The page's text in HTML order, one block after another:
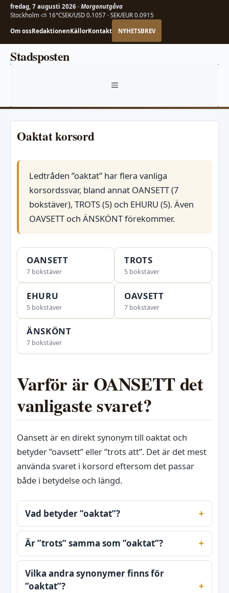
fredag, 7 augusti 2026 · Morgonutgåva
Stockholm ⛅ 16°CSEK/USD 0.1057 · SEK/EUR 0.0915
Om ossRedaktionenKällorKontakt NYHETSBREV
HoppaStadsposten
MENY
Oaktat korsord
Ledtråden ”oaktat” har flera vanliga
korsordssvar, bland annat OANSETT (7
bokstäver), TROTS (5) och EHURU (5). Även
OAVSETT och ÄNSKÖNT förekommer.
OANSETT
7 bokstäver
TROTS
5 bokstäver
EHURU
5 bokstäver
OAVSETT
7 bokstäver
ÄNSKÖNT
7 bokstäver
Varför är OANSETT det
vanligaste svaret?
Oansett är en direkt synonym till oaktat och
betyder ”oavsett” eller ”trots att”. Det är det mest
använda svaret i korsord eftersom det passar
både i betydelse och längd.
Vad betyder ”oaktat”?
Är ”trots” samma som ”oaktat”?
Vilka andra synonymer finns för
”oaktat”?